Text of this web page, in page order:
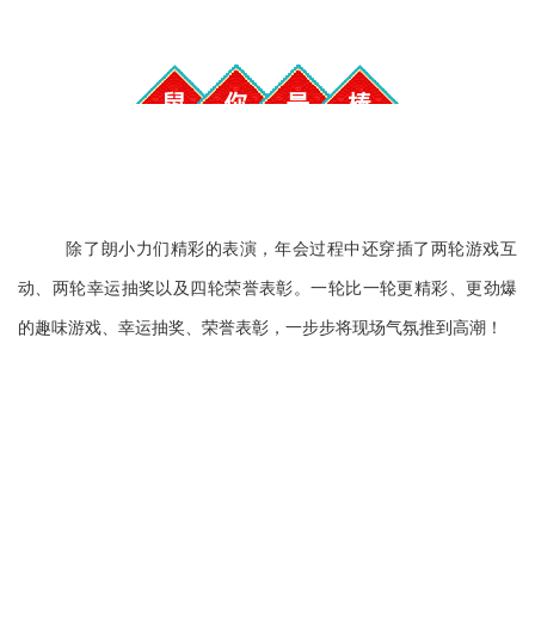
除了朗小力们精彩的表演，年会过程中还穿插了两轮游戏互
动、两轮幸运抽奖以及四轮荣誉表彰。一轮比一轮更精彩、更劲爆
的趣味游戏、幸运抽奖、荣誉表彰，一步步将现场气氛推到高潮！